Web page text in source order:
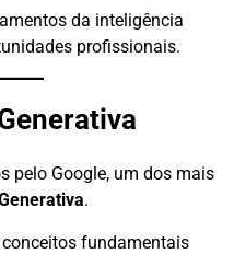
da inteligência
profissionais.
pelo Google, um dos mais
.
fundamentais